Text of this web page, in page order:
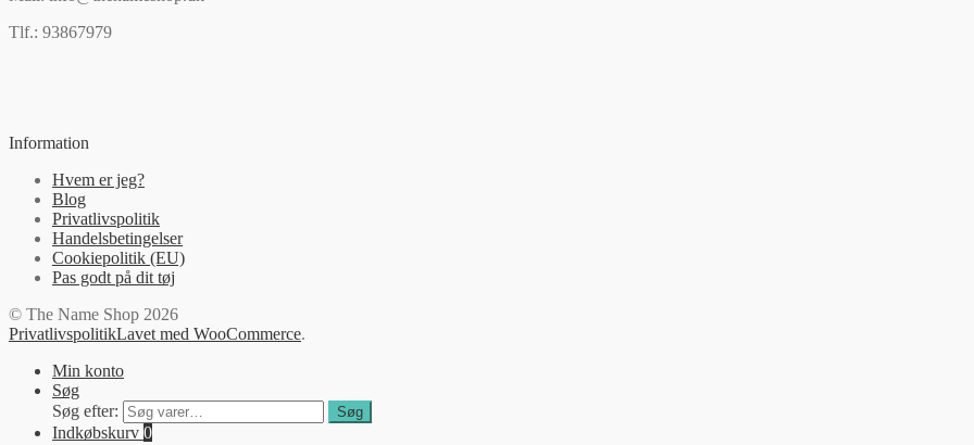
Tlf.: 93867979
Information
Hvem er jeg?
Blog
Privatlivspolitik
Handelsbetingelser
Cookiepolitik (EU)
Pas godt på dit tøj
© The Name Shop 2026
PrivatlivspolitikLavet med WooCommerce.
Min konto
Søg
Søg efter:
Søg
Indkøbskurv 0